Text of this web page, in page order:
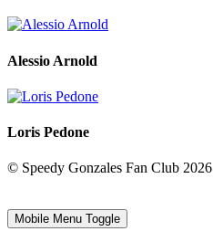
Alessio Arnold
Loris Pedone
© Speedy Gonzales Fan Club 2026
Mobile Menu Toggle